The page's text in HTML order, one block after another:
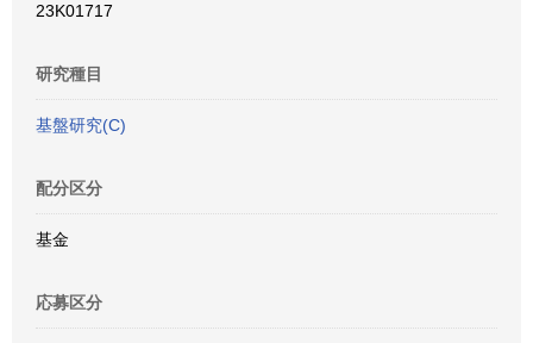
23K01717
研究種目
基盤研究(C)
配分区分
基金
応募区分